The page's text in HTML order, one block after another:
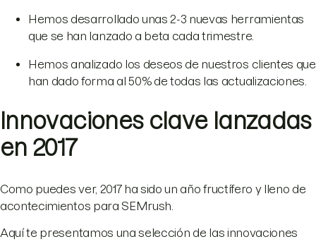
Hemos desarrollado unas 2-3 nuevas herramientas
que se han lanzado a beta cada trimestre.
Hemos analizado los deseos de nuestros clientes que
han dado forma al 50% de todas las actualizaciones.
Innovaciones clave lanzadas
en 2017
Como puedes ver, 2017 ha sido un año fructífero y lleno de
acontecimientos para SEMrush.
Aquí te presentamos una selección de las innovaciones